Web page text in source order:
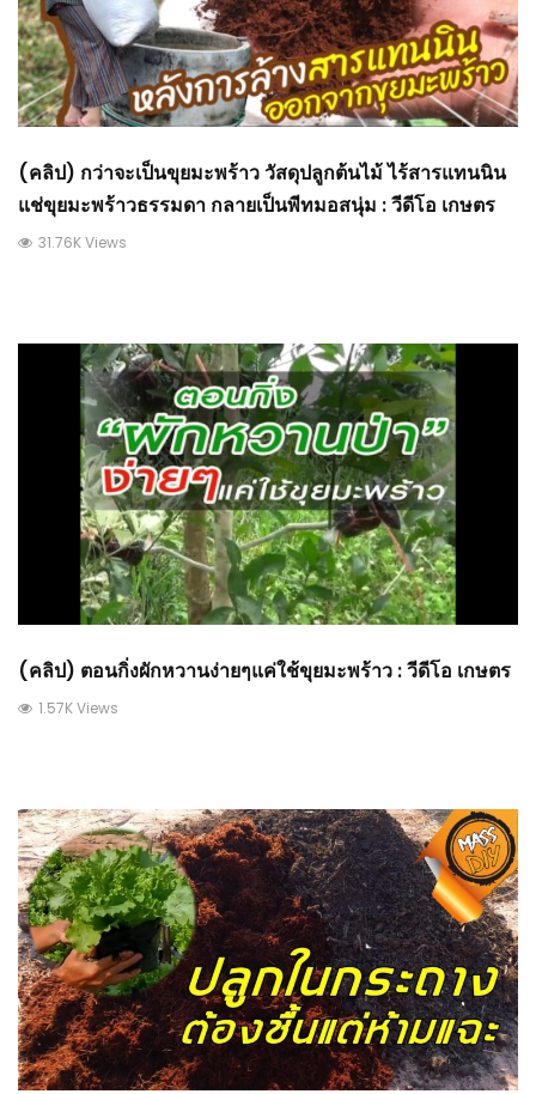
(คลิป) กว่าจะเป็นขุยมะพร้าว วัสดุปลูกต้นไม้ ไร้สารแทนนิน
แช่ขุยมะพร้าวธรรมดา กลายเป็นพีทมอสนุ่ม : วีดีโอ เกษตร
31.76K Views
(คลิป) ตอนกิ่งผักหวานง่ายๆแค่ใช้ขุยมะพร้าว : วีดีโอ เกษตร
1.57K Views